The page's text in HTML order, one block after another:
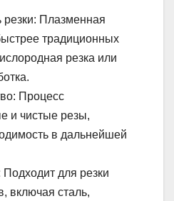
резки: Плазменная
традиционных
резка или
Процесс
и чистые резы,
в дальнейшей
для резки
включая сталь,